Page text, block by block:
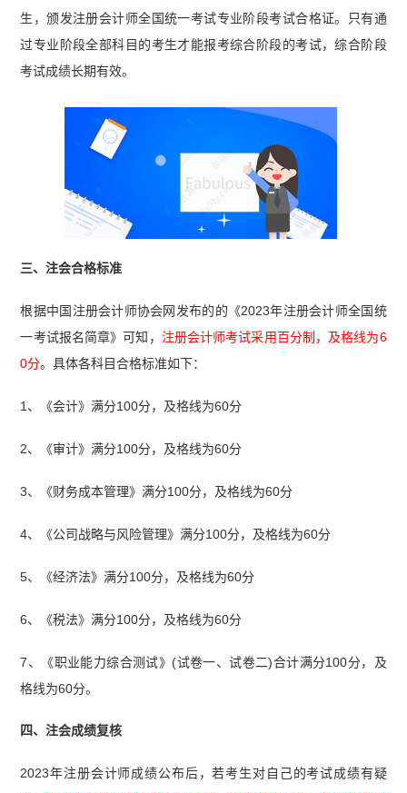
生，颁发注册会计师全国统一考试专业阶段考试合格证。只有通
过专业阶段全部科目的考生才能报考综合阶段的考试，综合阶段
考试成绩长期有效。
三、注会合格标准
根据中国注册会计师协会网发布的的《2023年注册会计师全国统
一考试报名简章》可知， 注册会计师考试采用百分制，及格线为6
0分。具体各科目合格标准如下：
1、《会计》满分100分，及格线为60分
2、《审计》满分100分，及格线为60分
3、《财务成本管理》满分100分，及格线为60分
4、《公司战略与风险管理》满分100分，及格线为60分
5、《经济法》满分100分，及格线为60分
6、《税法》满分100分，及格线为60分
7、《职业能力综合测试》(试卷一、试卷二)合计满分100分，及
格线为60分。
四、注会成绩复核
2023年注册会计师成绩公布后，若考生对自己的考试成绩有疑